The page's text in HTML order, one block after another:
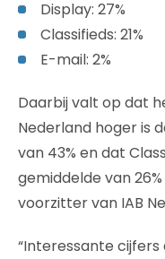
Display: 27%
Classifieds: 21%
E-mail: 2%
Daarbij valt op dat
Nederland hoger is
van 43% en dat
gemiddelde van
voorzitter van IAB
“Interessante